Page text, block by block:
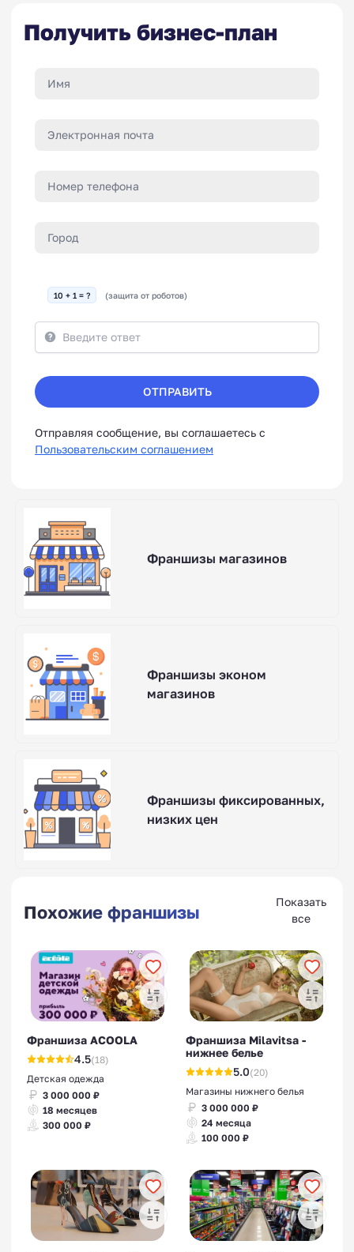
Получить бизнес-план
10 + 1 = ? (защита от роботов)
ОТПРАВИТЬ
Отправляя сообщение, вы соглашаетесь с
Пользовательским соглашением
Франшизы магазинов
Франшизы эконом
магазинов
Франшизы фиксированных,
низких цен
Похожие франшизы
Показать
все
Франшиза ACOOLA
4.5(18)
Детская одежда
3 000 000 ₽
18 месяцев
300 000 ₽
Франшиза Milavitsa -
нижнее белье
5.0(20)
Магазины нижнего белья
3 000 000 ₽
24 месяца
100 000 ₽